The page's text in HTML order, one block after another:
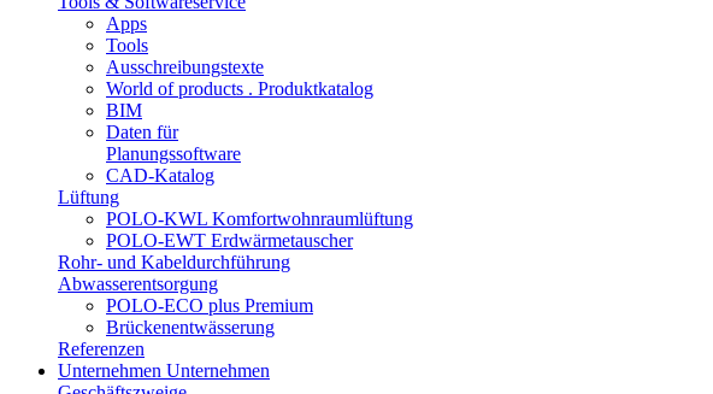
Apps
Tools
Ausschreibungstexte
World of products . Produktkatalog
BIM
Daten für
Planungssoftware
CAD-Katalog
Lüftung
POLO-KWL Komfortwohnraumlüftung
POLO-EWT Erdwärmetauscher
Rohr- und Kabeldurchführung
Abwasserentsorgung
POLO-ECO plus Premium
Brückenentwässerung
Referenzen
Unternehmen Unternehmen